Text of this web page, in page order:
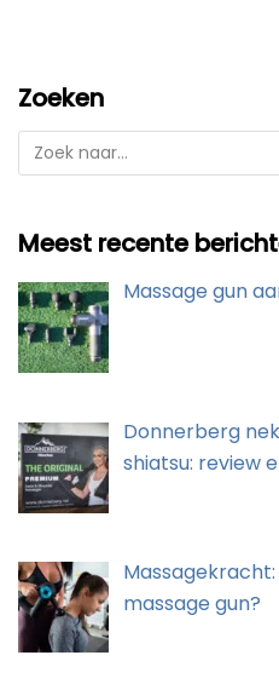
Zoeken
Meest recente
Massage gun
Donnerberg
shiatsu: review
massage gun?